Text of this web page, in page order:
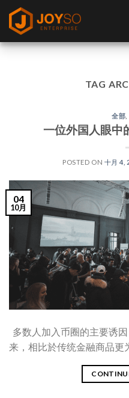
Skip
content
TAG
全部
一位外国人眼中
POSTED ON 十月 4,
04
10月
多数人加入币圈的主要诱
来，相比於传统金融商品